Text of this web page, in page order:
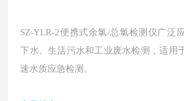
SZ-YLR-2便携式余氯/总氯检测仪广泛
下水、生活污水和工业废水检测，适用
速水质应急检测。